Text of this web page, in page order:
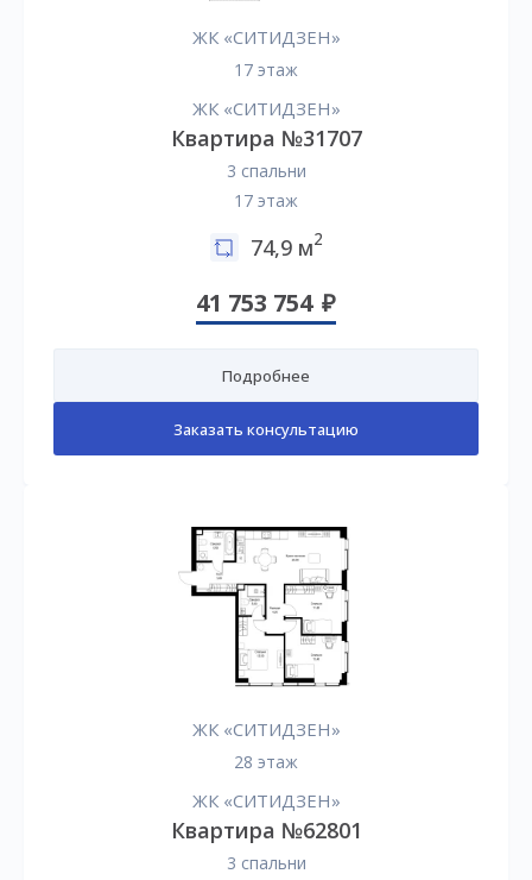
ЖК «СИТИДЗЕН»
17 этаж
ЖК «СИТИДЗЕН»
Квартира №31707
3 спальни
17 этаж
74,9 м2
41 753 754
Подробнее
Заказать консультацию
ЖК «СИТИДЗЕН»
28 этаж
ЖК «СИТИДЗЕН»
Квартира №62801
3 спальни